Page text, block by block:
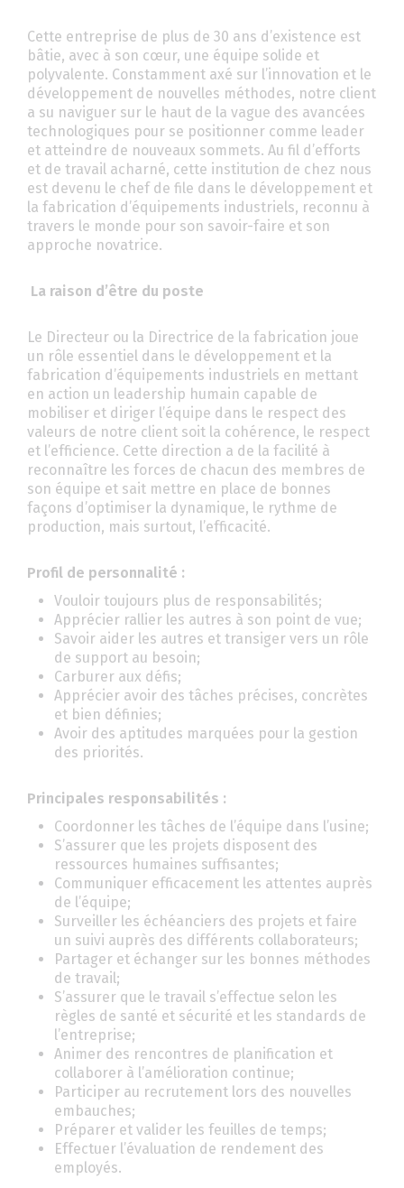
Cette entreprise de plus de 30 ans d’existence est
bâtie, avec à son cœur, une équipe solide et
polyvalente. Constamment axé sur l’innovation et le
développement de nouvelles méthodes, notre client
a su naviguer sur le haut de la vague des avancées
technologiques pour se positionner comme leader
et atteindre de nouveaux sommets. Au fil d’efforts
et de travail acharné, cette institution de chez nous
est devenu le chef de file dans le développement et
la fabrication d’équipements industriels, reconnu à
travers le monde pour son savoir-faire et son
approche novatrice.
La raison d’être du poste
Le Directeur ou la Directrice de la fabrication joue
un rôle essentiel dans le développement et la
fabrication d’équipements industriels en mettant
en action un leadership humain capable de
mobiliser et diriger l’équipe dans le respect des
valeurs de notre client soit la cohérence, le respect
et l’efficience. Cette direction a de la facilité à
reconnaître les forces de chacun des membres de
son équipe et sait mettre en place de bonnes
façons d’optimiser la dynamique, le rythme de
production, mais surtout, l’efficacité.
Profil de personnalité :
Vouloir toujours plus de responsabilités;
Apprécier rallier les autres à son point de vue;
Savoir aider les autres et transiger vers un rôle
de support au besoin;
Carburer aux défis;
Apprécier avoir des tâches précises, concrètes
et bien définies;
Avoir des aptitudes marquées pour la gestion
des priorités.
Principales responsabilités :
Coordonner les tâches de l’équipe dans l’usine;
S’assurer que les projets disposent des
ressources humaines suffisantes;
Communiquer efficacement les attentes auprès
de l’équipe;
Surveiller les échéanciers des projets et faire
un suivi auprès des différents collaborateurs;
Partager et échanger sur les bonnes méthodes
de travail;
S’assurer que le travail s’effectue selon les
règles de santé et sécurité et les standards de
l’entreprise;
Animer des rencontres de planification et
collaborer à l’amélioration continue;
Participer au recrutement lors des nouvelles
embauches;
Préparer et valider les feuilles de temps;
Effectuer l’évaluation de rendement des
employés.